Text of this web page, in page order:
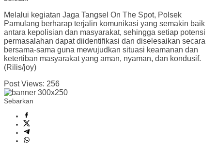
Melalui kegiatan Jaga Tangsel On The Spot, Polsek
Pamulang berharap terjalin komunikasi yang semakin baik
antara kepolisian dan masyarakat, sehingga setiap potensi
permasalahan dapat diidentifikasi dan diselesaikan secara
bersama-sama guna mewujudkan situasi keamanan dan
ketertiban masyarakat yang aman, nyaman, dan kondusif.
(Rilis/joy)
Post Views: 256
Sebarkan